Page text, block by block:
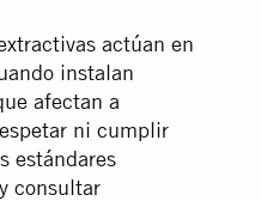
actúan en
instalan
afectan a
ni cumplir
estándares
consultar